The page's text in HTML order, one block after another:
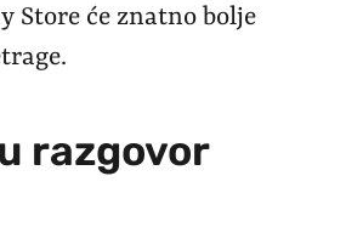
Store će znatno bolje
razgovor